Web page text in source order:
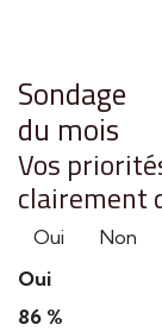
Sondage
du mois
Vos
clairement
Oui
Non
Oui
86 %